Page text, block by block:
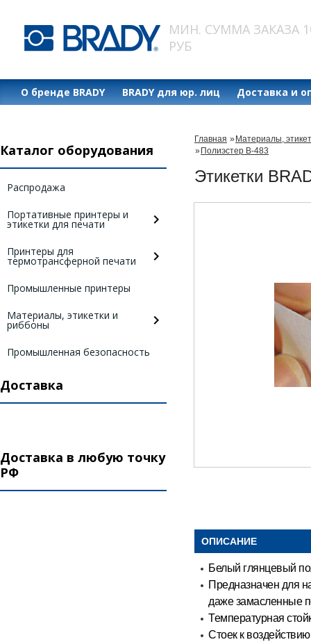
МИН. СУММА ЗАКАЗА
РУБ
О бренде BRADY BRADY для юр. лиц Доставка и
Каталог оборудования
Распродажа
Портативные принтеры и
этикетки для печати
Принтеры для
термотрансферной печати
Промышленные принтеры
Материалы, этикетки и
риббоны
Промышленная безопасность
Доставка
Доставка в любую точку
РФ
Главная » Материалы,
» Полиэстер B-483
Этикетки
ОПИСАНИЕ
Белый глянцевый
Предназначен для
даже замасленные
Температурная
Стоек к